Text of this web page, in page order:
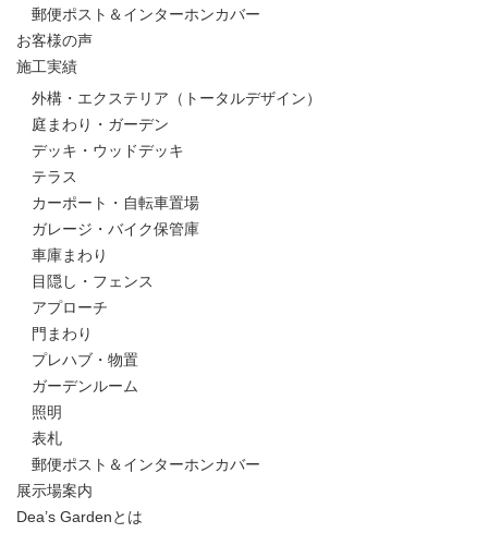
郵便ポスト＆インターホンカバー
お客様の声
施工実績
外構・エクステリア（トータルデザイン）
庭まわり・ガーデン
デッキ・ウッドデッキ
テラス
カーポート・自転車置場
ガレージ・バイク保管庫
車庫まわり
目隠し・フェンス
アプローチ
門まわり
プレハブ・物置
ガーデンルーム
照明
表札
郵便ポスト＆インターホンカバー
展示場案内
Dea’s Gardenとは